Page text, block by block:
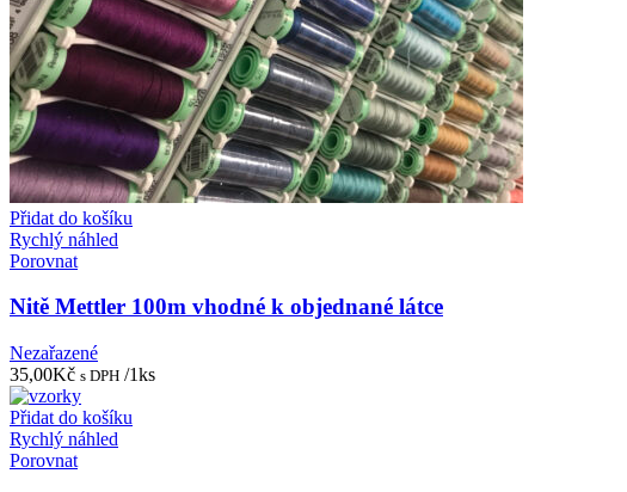
Přidat do košíku
Rychlý náhled
Porovnat
Nitě Mettler 100m vhodné k objednané látce
Nezařazené
35,00Kč s DPH /1ks
Přidat do košíku
Rychlý náhled
Porovnat